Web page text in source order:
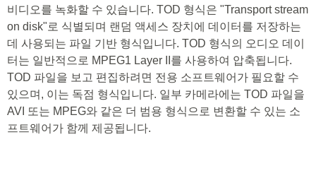
비디오를 녹화할 수 있습니다. TOD 형식은 "Transport stream
on disk"로 식별되며 랜덤 액세스 장치에 데이터를 저장하는
데 사용되는 파일 기반 형식입니다. TOD 형식의 오디오 데이
터는 일반적으로 MPEG1 Layer II를 사용하여 압축됩니다.
TOD 파일을 보고 편집하려면 전용 소프트웨어가 필요할 수
있으며, 이는 독점 형식입니다. 일부 카메라에는 TOD 파일을
AVI 또는 MPEG와 같은 더 범용 형식으로 변환할 수 있는 소
프트웨어가 함께 제공됩니다.